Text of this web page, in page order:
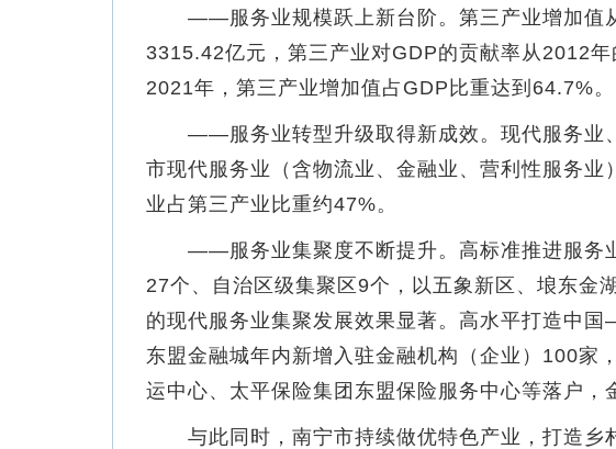
——服务业规模跃上新台阶。第三产业增加值
3315.42亿元，第三产业对GDP的贡献率从2012
2021年，第三产业增加值占GDP比重达到64.7%。
——服务业转型升级取得新成效。现代服务业
市现代服务业（含物流业、金融业、营利性服务
业占第三产业比重约47%。
——服务业集聚度不断提升。高标准推进服务业
27个、自治区级集聚区9个，以五象新区、埌东金
的现代服务业集聚发展效果显著。高水平打造中
东盟金融城年内新增入驻金融机构（企业）100家
运中心、太平保险集团东盟保险服务中心等落户，
与此同时，南宁市持续做优特色产业，打造乡